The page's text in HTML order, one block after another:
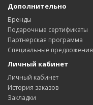
Дополнительно
Бренды
Подарочные сертификаты
Партнерская программа
Специальные предложения
Личный кабинет
Личный кабинет
История заказов
Закладки